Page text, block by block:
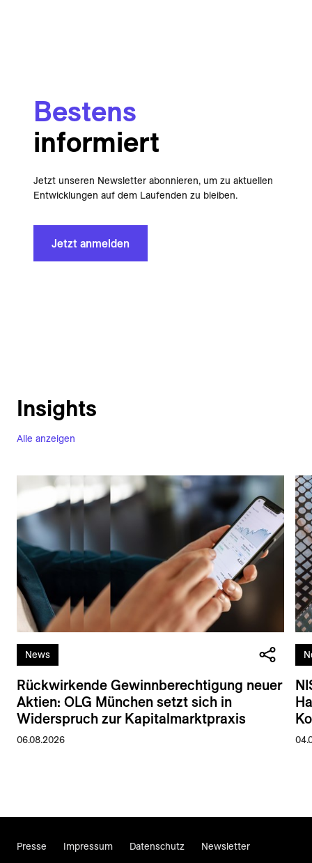
Bestens
informiert
Jetzt unseren Newsletter abonnieren, um zu aktuellen
Entwicklungen auf dem Laufenden zu bleiben.
Jetzt anmelden
Alle anzeigen
Insights
News
Rückwirkende Gewinnberechtigung neuer
Aktien: OLG München setzt sich in
Widerspruch zur Kapitalmarktpraxis
06.08.2026
Presse Impressum Datenschutz Newsletter